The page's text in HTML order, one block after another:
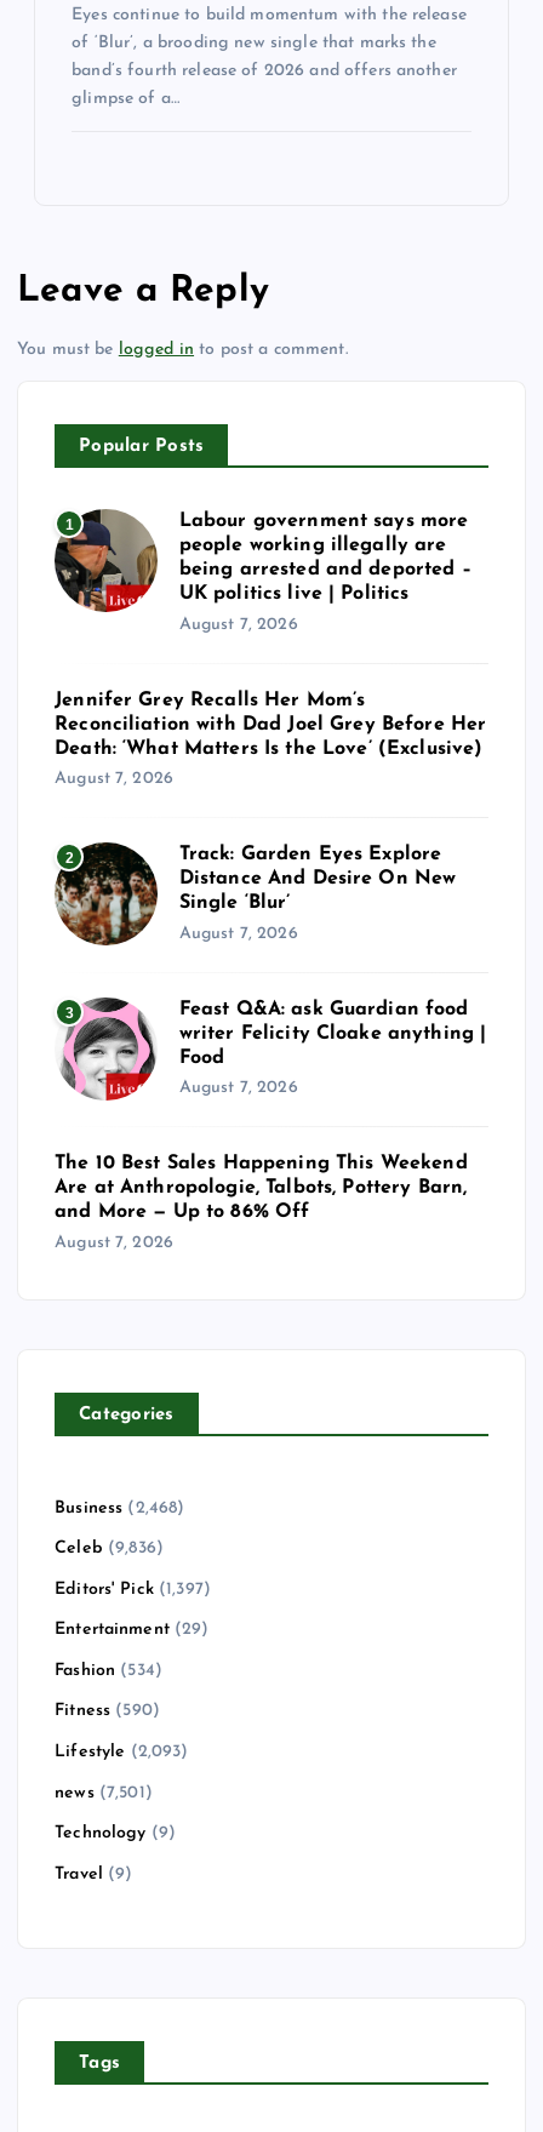
Eyes continue to build momentum with the release
of ‘Blur’, a brooding new single that marks the
band’s fourth release of 2026 and offers another
glimpse of a…
Leave a Reply
You must be logged in to post a comment.
Popular Posts
1
Labour government says more
people working illegally are
being arrested and deported –
UK politics live | Politics
August 7, 2026
Jennifer Grey Recalls Her Mom’s
Reconciliation with Dad Joel Grey Before Her
Death: ‘What Matters Is the Love’ (Exclusive)
August 7, 2026
2
Track: Garden Eyes Explore
Distance And Desire On New
Single ‘Blur’
August 7, 2026
3
Feast Q&A: ask Guardian food
writer Felicity Cloake anything |
Food
August 7, 2026
The 10 Best Sales Happening This Weekend
Are at Anthropologie, Talbots, Pottery Barn,
and More — Up to 86% Off
August 7, 2026
Categories
Business (2,468)
Celeb (9,836)
Editors' Pick(1,397)
Entertainment(29)
Fashion (534)
Fitness (590)
Lifestyle (2,093)
news(7,501)
Technology (9)
Travel (9)
Tags